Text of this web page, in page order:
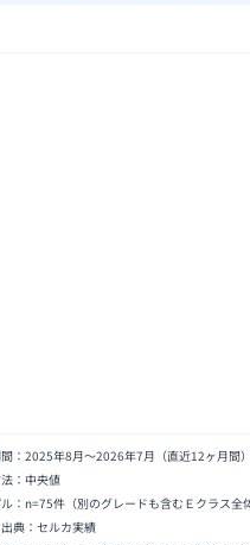
： 2025年8月〜2026年7月 （直近12ヶ月間）
：中央値
：n=75件 （別のグレードも含むＥクラス全
典：セルカ実績